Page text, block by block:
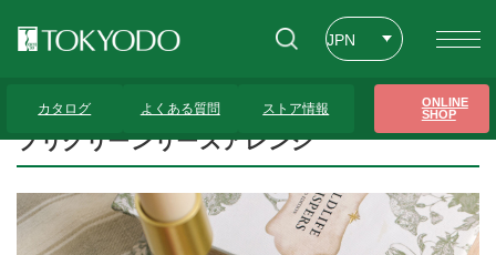
JPN
カタログ よくある質問 ストア情報
ONLINE
SHOP
プリグリーンリースアレンジ
プリグリーンリースアレンジ